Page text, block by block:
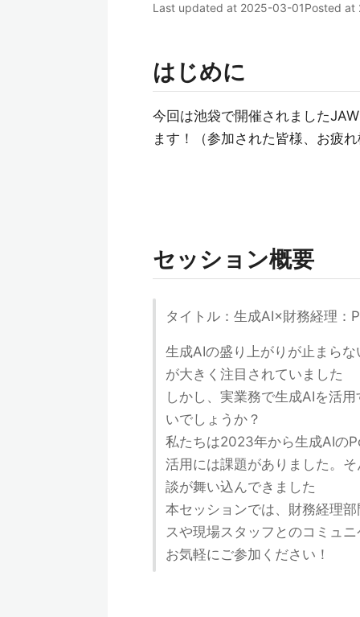
Last updated at 2025-03-01Posted at
はじめに
今回は池袋で開催されました
ます！（参加された皆様、お疲
セッション概要
タイトル：生成AI×財務経理：
生成AIの盛り上がりが止まら
が大きく注目されていました
しかし、実業務で生成AIを活
いでしょうか？
私たちは2023年から生成AIの
活用には課題がありました。
談が舞い込んできました
本セッションでは、財務経理
スや現場スタッフとのコミュ
お気軽にご参加ください！